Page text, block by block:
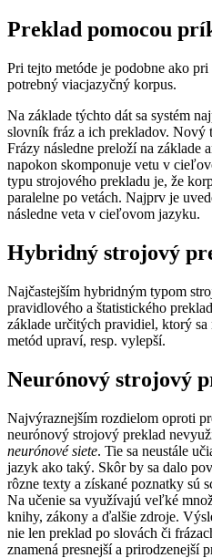
Preklad pomocou
Pri tejto metóde je podobne ako
potrebný viacjazyčný korpus.
Na základe týchto dát sa systém
slovník fráz a ich prekladov. Nový
Frázy následne preloží na základe
napokon skomponuje vetu v
typu strojového prekladu je, že
paralelne po vetách. Najprv je
následne veta v cieľovom jazyku.
Hybridný strojový
Najčastejším hybridným typom
pravidlového a štatistického
základe určitých pravidiel, ktorý sa
metód upraví, resp. vylepší.
Neurónový strojový
Najvýraznejším rozdielom oproti
neurónový strojový preklad
neurónové siete. Tie sa neustále
jazyk ako taký. Skôr by sa dalo
rôzne texty a získané poznatky sú
Na učenie sa využívajú veľké
knihy, zákony a ďalšie zdroje.
nie len preklad po slovách či
znamená presnejší a prirodzenejší